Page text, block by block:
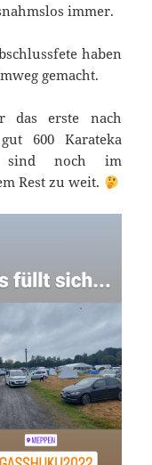
immer.
haben
gemacht.
das erste nach
600 Karateka
sind noch im
Rest zu weit.